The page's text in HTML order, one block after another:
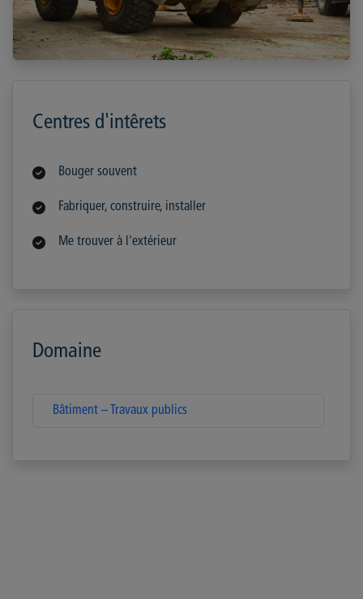
Centres d'intêrets
Bouger souvent
Fabriquer, construire, installer
Me trouver à l'extérieur
Domaine
Bâtiment – Travaux publics